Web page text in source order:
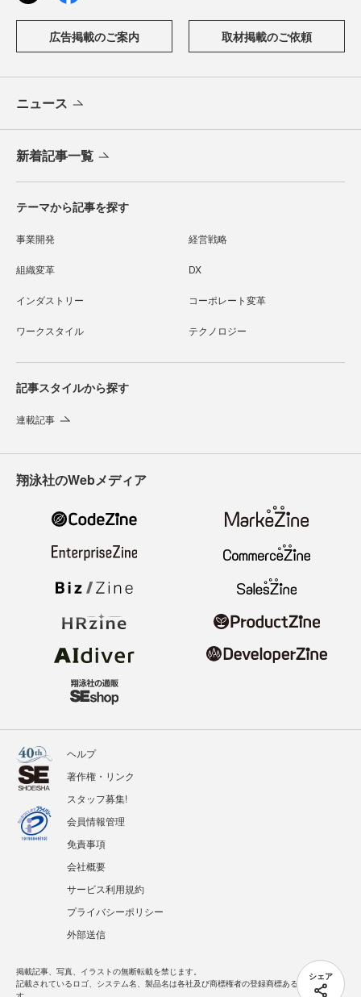
シェア
広告掲載のご案内 取材掲載のご依頼
ニュース
新着記事一覧
テーマから記事を探す
事業開発 経営戦略
組織変革 DX
インダストリー コーポレート変革
ワークスタイル テクノロジー
記事スタイルから探す
連載記事
翔泳社のWebメディア
ヘルプ
著作権・リンク
スタッフ募集!
会員情報管理
免責事項
会社概要
サービス利用規約
プライバシーポリシー
外部送信
掲載記事、写真、イラストの無断転載を禁じます。
記載されているロゴ、システム名、製品名は各社及び商標権者の登録商標あるいは商標で